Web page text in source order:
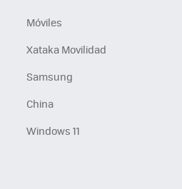
Móviles
Xataka Movilidad
Samsung
China
Windows 11